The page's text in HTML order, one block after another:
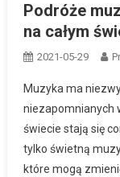
Podróże
na całym
2021-05-29
Muzyka ma
niezapomnianych
świecie stają się
tylko świetną
które mogą